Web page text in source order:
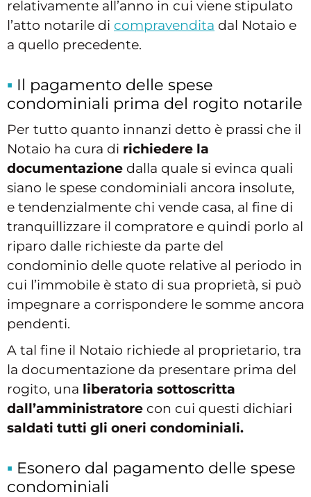
relativamente all’anno in cui viene stipulato
l’atto notarile di compravendita dal Notaio e
a quello precedente.
Il pagamento delle spese
condominiali prima del rogito notarile
Per tutto quanto innanzi detto è prassi che il
Notaio ha cura di richiedere la
documentazione dalla quale si evinca quali
siano le spese condominiali ancora insolute,
e tendenzialmente chi vende casa, al fine di
tranquillizzare il compratore e quindi porlo al
riparo dalle richieste da parte del
condominio delle quote relative al periodo in
cui l’immobile è stato di sua proprietà, si può
impegnare a corrispondere le somme ancora
pendenti.
A tal fine il Notaio richiede al proprietario, tra
la documentazione da presentare prima del
rogito, una liberatoria sottoscritta
dall’amministratore con cui questi dichiari
saldati tutti gli oneri condominiali.
Esonero dal pagamento delle spese
condominiali